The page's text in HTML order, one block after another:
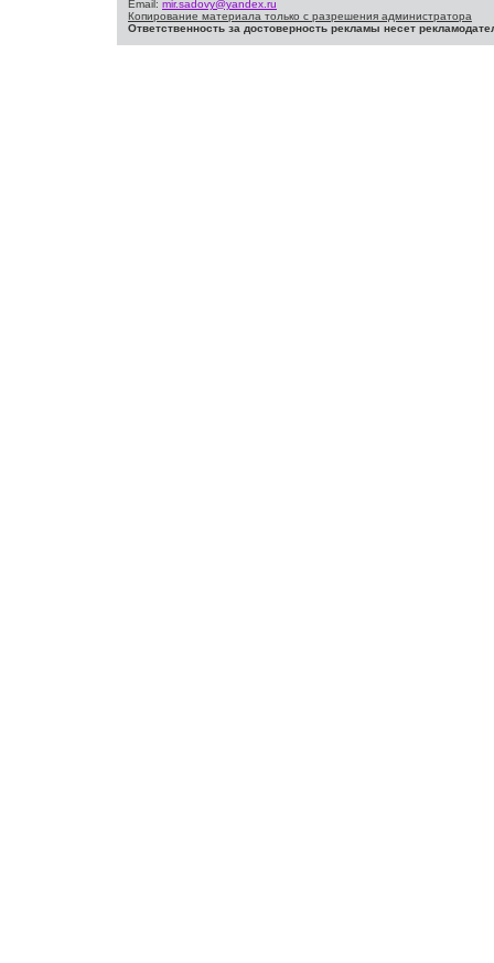
Email: mir.sadovy@yandex.ru
Копирование материала только с разрешения администратора
Ответственность за достоверность рекламы несет